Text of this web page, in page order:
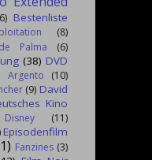
Bestenliste
(8)
Palma
(6)
(38) DVD
Argento (10)
(9) David
Kino
Disney
(11)
Episodenfilm
Fanzines (3)